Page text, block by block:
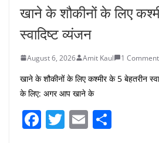
खाने के शौकीनों के लिए
स्वादिष्ट व्यंजन
August 6, 2026 Amit Kaul 1 Comment
खाने के शौकीनों के लिए कश्मीर के 5 बेहतरीन
के लिए: अगर आप खाने के
F T E